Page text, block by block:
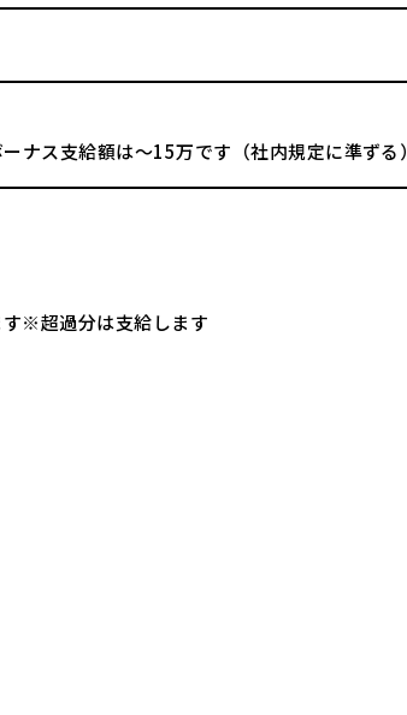
ス支給額は～15万です（社内規定に準ずる）
※超過分は支給します